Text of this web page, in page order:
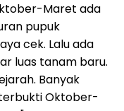
Maret ada
pupuk
cek. Lalu ada
luas tanam baru.
Banyak
Oktober-